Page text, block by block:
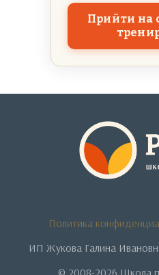
Прийти на
Политика
ИП Жукова Галина
© 2008-2026 Школа